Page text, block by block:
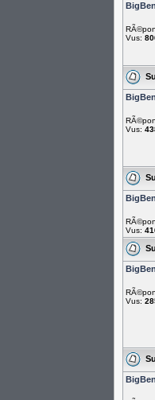
BigBen
Vus:
BigBen
Vus:
BigBen
Vus:
BigBen
Vus:
BigBen